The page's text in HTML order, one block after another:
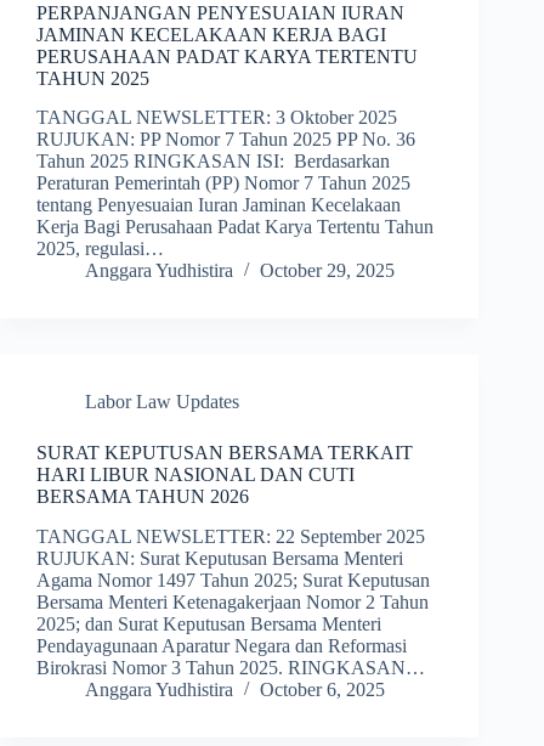
PERPANJANGAN PENYESUAIAN IURAN
JAMINAN KECELAKAAN KERJA BAGI
PERUSAHAAN PADAT KARYA TERTENTU
TAHUN 2025
TANGGAL NEWSLETTER: 3 Oktober 2025
RUJUKAN: PP Nomor 7 Tahun 2025 PP No. 36
Tahun 2025 RINGKASAN ISI: Berdasarkan
Peraturan Pemerintah (PP) Nomor 7 Tahun 2025
tentang Penyesuaian Iuran Jaminan Kecelakaan
Kerja Bagi Perusahaan Padat Karya Tertentu Tahun
2025, regulasi…
Anggara Yudhistira
October 29, 2025
Labor Law Updates
SURAT KEPUTUSAN BERSAMA TERKAIT
HARI LIBUR NASIONAL DAN CUTI
BERSAMA TAHUN 2026
TANGGAL NEWSLETTER: 22 September 2025
RUJUKAN: Surat Keputusan Bersama Menteri
Agama Nomor 1497 Tahun 2025; Surat Keputusan
Bersama Menteri Ketenagakerjaan Nomor 2 Tahun
2025; dan Surat Keputusan Bersama Menteri
Pendayagunaan Aparatur Negara dan Reformasi
Birokrasi Nomor 3 Tahun 2025. RINGKASAN…
Anggara Yudhistira
October 6, 2025